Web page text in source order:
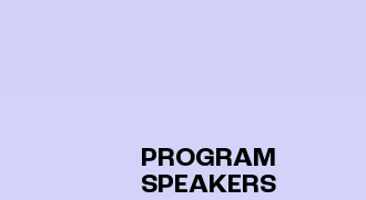
PROGRAM
SPEAKERS